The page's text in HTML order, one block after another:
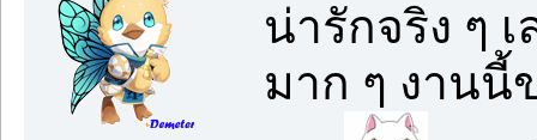
น่ารักจริง ๆ
มาก ๆ งาน